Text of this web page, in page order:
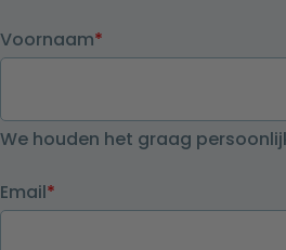
Voornaam*
We houden het graag
Email*